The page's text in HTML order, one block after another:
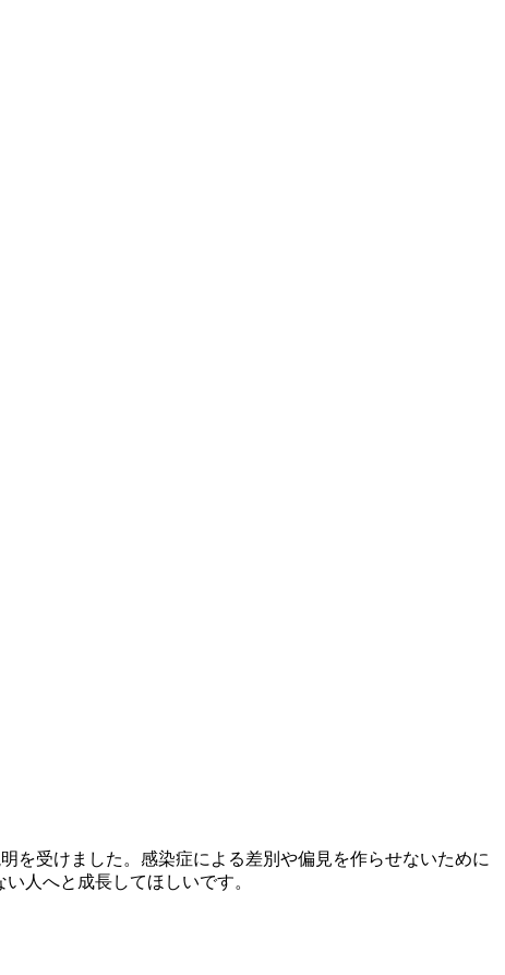
を受けました。感染症による差別や偏見を作らせないために
人へと成長してほしいです。